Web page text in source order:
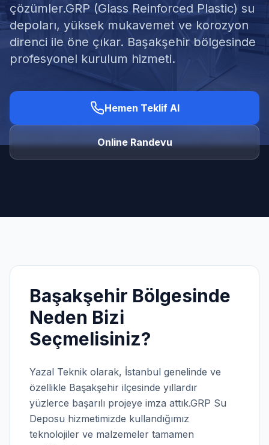
Ücretsiz Keşif Al
çözümler.GRP (Glass Reinforced Plastic) su
depoları, yüksek mukavemet ve korozyon
direnci ile öne çıkar. Başakşehir bölgesinde
profesyonel kurulum hizmeti.
Hemen Teklif Al
Online Randevu
Başakşehir Bölgesinde
Neden Bizi
Seçmelisiniz?
Yazal Teknik olarak, İstanbul genelinde ve
özellikle Başakşehir ilçesinde yıllardır
yüzlerce başarılı projeye imza attık.GRP Su
Deposu hizmetimizde kullandığımız
teknolojiler ve malzemeler tamamen